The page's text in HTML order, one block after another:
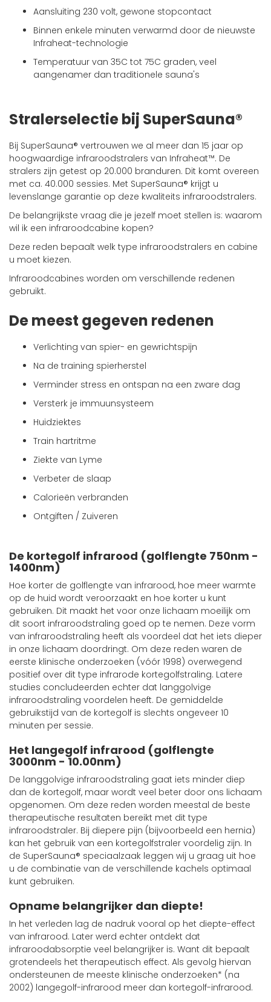
Aansluiting 230 volt, gewone stopcontact
Binnen enkele minuten verwarmd door de nieuwste
Infraheat-technologie
Temperatuur van 35C tot 75C graden, veel
aangenamer dan traditionele sauna's
Stralerselectie bij SuperSauna®
Bij SuperSauna® vertrouwen we al meer dan 15 jaar op
hoogwaardige infraroodstralers van Infraheat™. De
stralers zijn getest op 20.000 branduren. Dit komt overeen
met ca. 40.000 sessies. Met SuperSauna® krijgt u
levenslange garantie op deze kwaliteits infraroodstralers.
De belangrijkste vraag die je jezelf moet stellen is: waarom
wil ik een infraroodcabine kopen?
Deze reden bepaalt welk type infraroodstralers en cabine
u moet kiezen.
Infraroodcabines worden om verschillende redenen
gebruikt.
De meest gegeven redenen
Verlichting van spier- en gewrichtspijn
Na de training spierherstel
Verminder stress en ontspan na een zware dag
Versterk je immuunsysteem
Huidziektes
Train hartritme
Ziekte van Lyme
Verbeter de slaap
Calorieën verbranden
Ontgiften / Zuiveren
De kortegolf infrarood (golflengte 750nm -
1400nm)
Hoe korter de golflengte van infrarood, hoe meer warmte
op de huid wordt veroorzaakt en hoe korter u kunt
gebruiken. Dit maakt het voor onze lichaam moeilijk om
dit soort infraroodstraling goed op te nemen. Deze vorm
van infraroodstraling heeft als voordeel dat het iets dieper
in onze lichaam doordringt. Om deze reden waren de
eerste klinische onderzoeken (vóór 1998) overwegend
positief over dit type infrarode kortegolfstraling. Latere
studies concludeerden echter dat langgolvige
infraroodstraling voordelen heeft. De gemiddelde
gebruikstijd van de kortegolf is slechts ongeveer 10
minuten per sessie.
Het langegolf infrarood (golflengte
3000nm - 10.00nm)
De langgolvige infraroodstraling gaat iets minder diep
dan de kortegolf, maar wordt veel beter door ons lichaam
opgenomen. Om deze reden worden meestal de beste
therapeutische resultaten bereikt met dit type
infraroodstraler. Bij diepere pijn (bijvoorbeeld een hernia)
kan het gebruik van een kortegolfstraler voordelig zijn. In
de SuperSauna® speciaalzaak leggen wij u graag uit hoe
u de combinatie van de verschillende kachels optimaal
kunt gebruiken.
Opname belangrijker dan diepte!
In het verleden lag de nadruk vooral op het diepte-effect
van infrarood. Later werd echter ontdekt dat
infraroodabsorptie veel belangrijker is. Want dit bepaalt
grotendeels het therapeutisch effect. Als gevolg hiervan
ondersteunen de meeste klinische onderzoeken* (na
2002) langegolf-infrarood meer dan kortegolf-infrarood.